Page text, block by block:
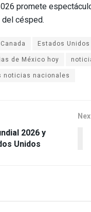
promete
césped.
Canada Estados Unidos
de México hoy
noticias nacionales
2026 y
Unidos